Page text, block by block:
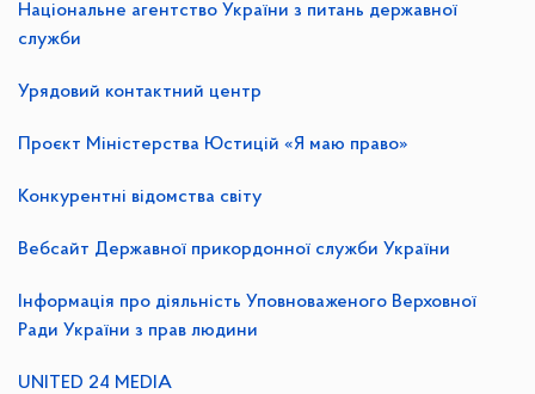
Національне агентство України з питань державної
служби
Урядовий контактний центр
Проєкт Міністерства Юстицій «Я маю право»
Конкурентні відомства світу
Вебсайт Державної прикордонної служби України
Інформація про діяльність Уповноваженого Верховної
Ради України з прав людини
UNITED 24 MEDIA